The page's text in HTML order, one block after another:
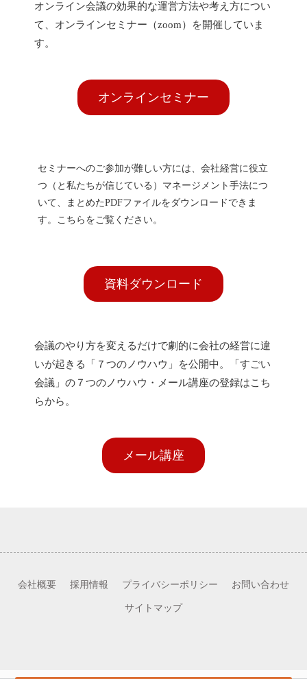
オンライン会議の効果的な運営方法や考え方につい
て、オンラインセミナー（zoom）を開催していま
す。
オンラインセミナー
セミナーへのご参加が難しい方には、会社経営に役立
つ（と私たちが信じている）マネージメント手法につ
いて、まとめたPDFファイルをダウンロードできま
す。こちらをご覧ください。
資料ダウンロード
会議のやり方を変えるだけで劇的に会社の経営に違
いが起きる「７つのノウハウ」を公開中。「すごい
会議」の７つのノウハウ・メール講座の登録はこち
らから。
メール講座
会社概要 採用情報 プライバシーポリシー お問い合わせ
サイトマップ